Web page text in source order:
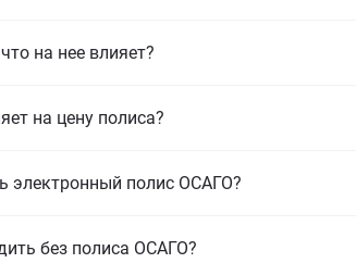
на нее влияет?
на цену полиса?
электронный полис ОСАГО?
без полиса ОСАГО?